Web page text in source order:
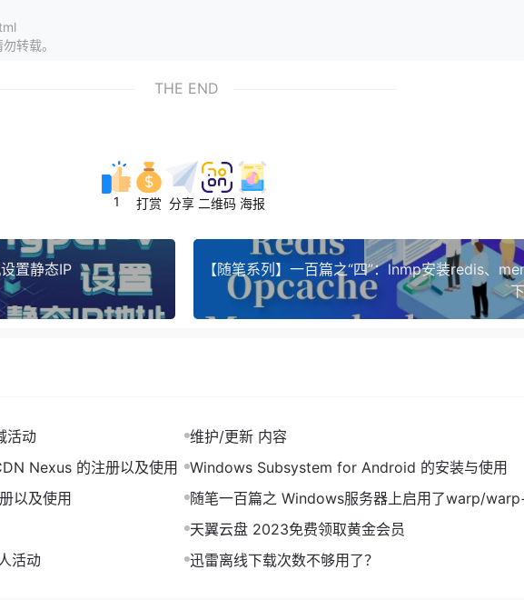
个外部网络，名称随意。为了方便记录，博主这里用的是
改原来的
就不展开了。
址就不能任意填写了，你可以使用ipconfig命令来查看当前分配的ip地址，然后
被同局域网内的其它设备重复冲突就没问题。
，你可以禁用虚拟机内部除了E1以外的网卡，如能正常访问到互联网，那就表
是否正确。
贱，拔了网卡……），但是还是蛮记录下吧，指不定哪天又复现了也不至于各种
转载。
THE END
1 打赏 分享 二维码 海报
置静态IP
活动
维护/更新 内容
CloudCone Asia-Optimized CDN Nexus 的注册以及使用
Windows Subsystem for Android 的安装与使用
以及使用
随笔一百篇之 Windows服务器上启用了warp/
外部网络无法通过RDP远程连接
天翼云盘 2023免费领取黄金会员
活动
迅雷离线下载次数不够用了？